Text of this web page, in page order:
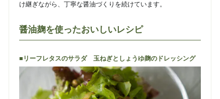
け継ぎながら、丁寧な醤油づくりを続けています。
醤油麹を使ったおいしいレシピ
■リーフレタスのサラダ 玉ねぎとしょうゆ麹のドレッシング